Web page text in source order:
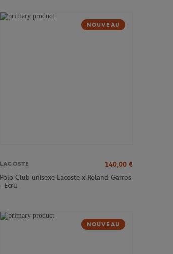
NOUVEAU
LACOSTE 140,00 €
Polo Club unisexe Lacoste x Roland-Garros
- Ecru
NOUVEAU